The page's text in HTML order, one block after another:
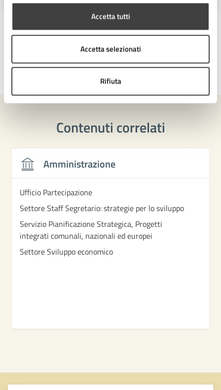
Accetta tutti
Accetta selezionati
Rifiuta
29/12/2025, 11:58
Contenuti correlati
Amministrazione
Ufficio Partecipazione
Settore Staff Segretario: strategie per lo sviluppo
Servizio Pianificazione Strategica, Progetti
integrati comunali, nazionali ed europei
Settore Sviluppo economico